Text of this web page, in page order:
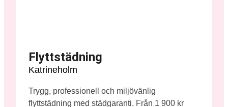
Flyttstädning
Katrineholm
Trygg, professionell och miljövänlig
flyttstädning med städgaranti. Från 1 900 kr